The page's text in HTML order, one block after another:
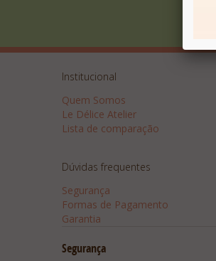
Institucional
Quem Somos
Le Délice Atelier
Lista de comparação
Dúvidas frequentes
Segurança
Formas de Pagamento
Garantia
Segurança